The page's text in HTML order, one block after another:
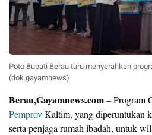
Poto Bupati Berau turu menyerahkan
(dok.gayamnews)
Berau,Gayamnews.com– Program
PemprovKaltim, yang diperuntukan
serta penjaga rumah ibadah, untuk